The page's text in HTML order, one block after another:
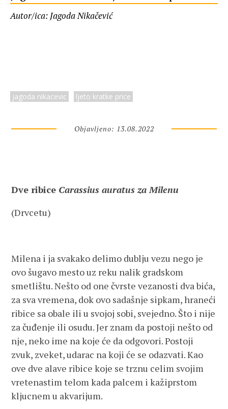
Autor/ica: Jagoda Nikačević
jagoda nikacevic ljeto kratke price
Objavljeno: 13.08.2022
Dve ribice Carassius auratus za Milenu
(Drvcetu)
Milena i ja svakako delimo dublju vezu nego je
ovo šugavo mesto uz reku nalik gradskom
smetlištu. Nešto od one čvrste vezanosti dva bića,
za sva vremena, dok ovo sadašnje sipkam, hraneći
ribice sa obale ili u svojoj sobi, svejedno. Što i nije
za čuđenje ili osudu. Jer znam da postoji nešto od
nje, neko ime na koje će da odgovori. Postoji
zvuk, zveket, udarac na koji će se odazvati. Kao
ove dve alave ribice koje se trznu celim svojim
vretenastim telom kada palcem i kažiprstom
kljucnem u akvarijum.